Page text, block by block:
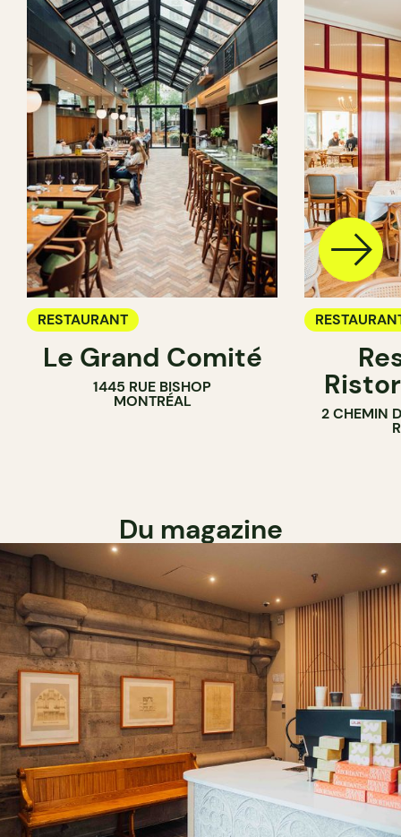
RESTAURANT
Le Grand Comité
1445 RUE BISHOP
MONTRÉAL
2 CHEMIN
Du magazine